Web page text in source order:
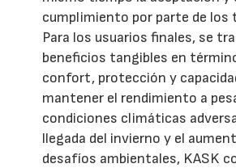
cumplimiento por parte de los
Para los usuarios finales, se
beneficios tangibles en
confort, protección y
mantener el rendimiento a
condiciones climáticas
llegada del invierno y el
desafíos ambientales, KASK